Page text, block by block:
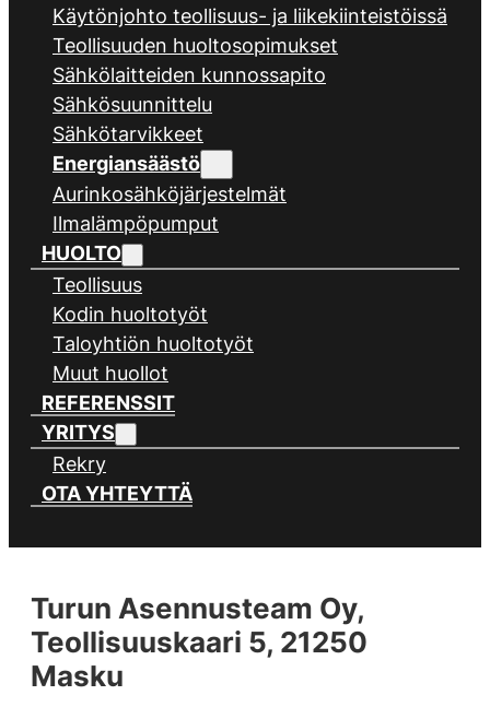
Käytönjohto teollisuus- ja liikekiinteistöissä
Teollisuuden huoltosopimukset
Sähkölaitteiden kunnossapito
Sähkösuunnittelu
Sähkötarvikkeet
Energiansäästö
Aurinkosähköjärjestelmät
Ilmalämpöpumput
HUOLTO
Teollisuus
Kodin huoltotyöt
Taloyhtiön huoltotyöt
Muut huollot
REFERENSSIT
YRITYS
Rekry
OTA YHTEYTTÄ
Turun Asennusteam Oy,
Teollisuuskaari 5, 21250
Masku